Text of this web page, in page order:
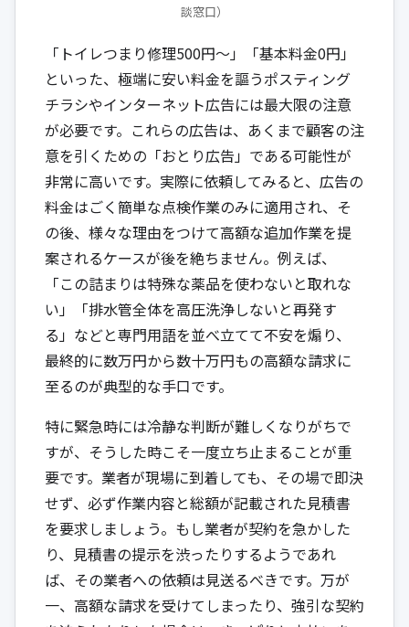
談窓口）
「トイレつまり修理500円〜」「基本料金0円」
といった、極端に安い料金を謳うポスティング
チラシやインターネット広告には最大限の注意
が必要です。これらの広告は、あくまで顧客の注
意を引くための「おとり広告」である可能性が
非常に高いです。実際に依頼してみると、広告の
料金はごく簡単な点検作業のみに適用され、そ
の後、様々な理由をつけて高額な追加作業を提
案されるケースが後を絶ちません。例えば、
「この詰まりは特殊な薬品を使わないと取れな
い」「排水管全体を高圧洗浄しないと再発す
る」などと専門用語を並べ立てて不安を煽り、
最終的に数万円から数十万円もの高額な請求に
至るのが典型的な手口です。
特に緊急時には冷静な判断が難しくなりがちで
すが、そうした時こそ一度立ち止まることが重
要です。業者が現場に到着しても、その場で即決
せず、必ず作業内容と総額が記載された見積書
を要求しましょう。もし業者が契約を急かした
り、見積書の提示を渋ったりするようであれ
ば、その業者への依頼は見送るべきです。万が
一、高額な請求を受けてしまったり、強引な契約